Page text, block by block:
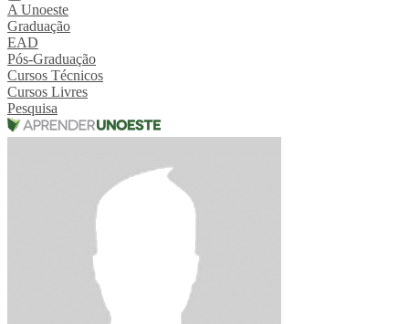
A Unoeste
Graduação
EAD
Pós-Graduação
Cursos Técnicos
Cursos Livres
Pesquisa